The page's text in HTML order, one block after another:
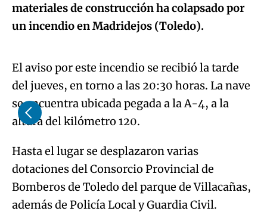
materiales de construcción ha colapsado por
un incendio en Madridejos (Toledo).
Algo salió mal.
An error occurred, please try again later.
Try again
El aviso por este incendio se recibió la tarde
del jueves, en torno a las 20:30 horas. La nave
se encuentra ubicada pegada a la A-4, a la
altura del kilómetro 120.
Hasta el lugar se desplazaron varias
dotaciones del Consorcio Provincial de
Bomberos de Toledo del parque de Villacañas,
además de Policía Local y Guardia Civil.